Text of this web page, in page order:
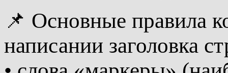
📌 Основные правила
написании заголовка